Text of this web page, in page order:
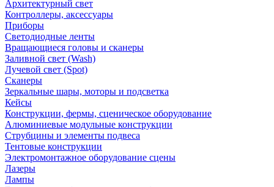
Архитектурный свет
Контроллеры, аксессуары
Приборы
Светодиодные ленты
Вращающиеся головы и сканеры
Заливной свет (Wash)
Лучевой свет (Spot)
Сканеры
Зеркальные шары, моторы и подсветка
Кейсы
Конструкции, фермы, сценическое оборудование
Алюминиевые модульные конструкции
Струбцины и элементы подвеса
Тентовые конструкции
Электромонтажное оборудование сцены
Лазеры
Лампы